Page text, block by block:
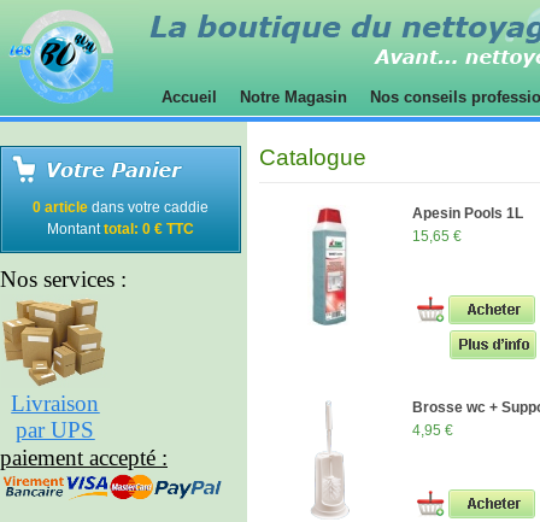
Accueil Notre Magasin Nos conseils
0 article dans votre caddie
Montanttotal: 0 € TTC
Nos services :
Livraison
par UPS
paiement accepté :
Catalogue
Apesin Pools 1L
15,65 €
Brosse wc +
4,95 €